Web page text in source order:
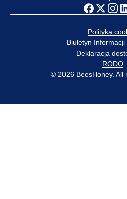
© 2026 BeesHoney. All
Polityka
Biuletyn Informacji
Deklaracja
RODO